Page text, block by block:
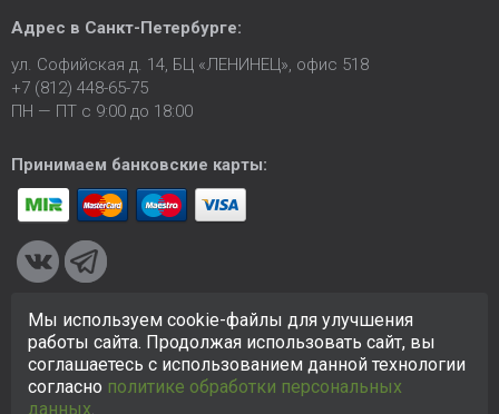
Адрес в Санкт-Петербурге:
ул. Софийская д. 14, БЦ «ЛЕНИНЕЦ», офис 518
+7 (812) 448-65-75
ПН — ПТ с 9:00 до 18:00
Принимаем банковские карты:
© 2005-2026 ООО «КСК». Сайтhttps://ksk24.ruсоздан
исключительно в информационных целях и любая информация
на сайте не является публичной офертой.Политика в
отношении персональных данных
Мы используем cookie-файлы для улучшения
работы сайта. Продолжая использовать сайт, вы
соглашаетесь с использованием данной технологии
согласно политике обработки персональных
данных.